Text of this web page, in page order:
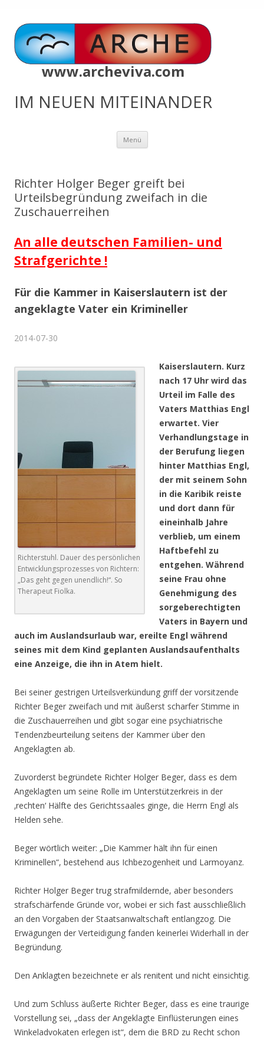
www.archeviva.com
IM NEUEN MITEINANDER
Menü Zum
springen
Richter Holger Beger greift bei
Urteilsbegründung zweifach in die
Zuschauerreihen
An alle deutschen Familien- und
Strafgerichte !
Für die Kammer in Kaiserslautern ist der
angeklagte Vater ein Krimineller
2014-07-30
Richterstuhl. Dauer des persönlichen
Entwicklungsprozesses von Richtern:
„Das geht gegen unendlich!“. So
Therapeut Fiolka.
Kaiserslautern. Kurz
nach 17 Uhr wird das
Urteil im Falle des
Vaters Matthias Engl
erwartet. Vier
Verhandlungstage in
der Berufung liegen
hinter Matthias Engl,
der mit seinem Sohn
in die Karibik reiste
und dort dann für
eineinhalb Jahre
verblieb, um einem
Haftbefehl zu
entgehen. Während
seine Frau ohne
Genehmigung des
sorgeberechtigten
Vaters in Bayern und
auch im Auslandsurlaub war, ereilte Engl während
seines mit dem Kind geplanten Auslandsaufenthalts
eine Anzeige, die ihn in Atem hielt.
Bei seiner gestrigen Urteilsverkündung griff der vorsitzende
Richter Beger zweifach und mit äußerst scharfer Stimme in
die Zuschauerreihen und gibt sogar eine psychiatrische
Tendenzbeurteilung seitens der Kammer über den
Angeklagten ab.
Zuvorderst begründete Richter Holger Beger, dass es dem
Angeklagten um seine Rolle im Unterstützerkreis in der
‚rechten‘ Hälfte des Gerichtssaales ginge, die Herrn Engl als
Helden sehe.
Beger wörtlich weiter: „Die Kammer hält ihn für einen
Kriminellen“, bestehend aus Ichbezogenheit und Larmoyanz.
Richter Holger Beger trug strafmildernde, aber besonders
strafschärfende Gründe vor, wobei er sich fast ausschließlich
an den Vorgaben der Staatsanwaltschaft entlangzog. Die
Erwägungen der Verteidigung fanden keinerlei Widerhall in der
Begründung.
Den Anklagten bezeichnete er als renitent und nicht einsichtig.
Und zum Schluss äußerte Richter Beger, dass es eine traurige
Vorstellung sei, „dass der Angeklagte Einflüsterungen eines
Winkeladvokaten erlegen ist“, dem die BRD zu Recht schon